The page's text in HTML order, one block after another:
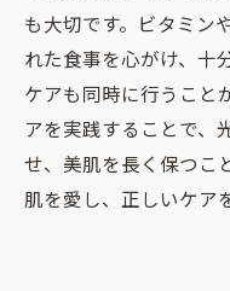
も大切です。ビタミン
れた食事を心がけ、十
ケアも同時に行うこと
アを実践することで、
せ、美肌を長く保つこ
肌を愛し、正しいケア